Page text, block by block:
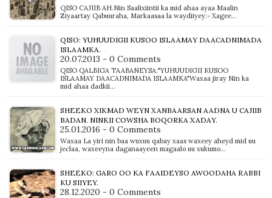
QISO CAJIIB AH.Nin Saalixiintii ka mid ahaa ayaa Maalin
Ziyaartay Qabuuraha, Markaasaa la waydiiyey:- Xagee…
QISO: YUHUUDIGII KUSOO ISLAAMAY DAACADNIMADA
ISLAAMKA.
20.07.2013 - 0 Comments
QISO QALBIGA TAABANEYSA:"YUHUUDIGII KUSOO
ISLAAMAY DAACADNIMADA ISLAAMKA"Waxaa jiray Nin ka
mid ahaa dadkii…
SHEEKO XIKMAD WEYN XANBAARSAN AADNA U CAJIIB
BADAN. NINKII COWSHA BOQORKA XADAY.
25.01.2016 - 0 Comments
Waxaa La yiri nin baa wuxuu qabay xaas waxeey aheyd mid uu
jeclaa, waxeeyna daganaayeen magaalo uu xukumo…
SHEEKO: GARO OO KA FAAIDEYSO AWOODAHA RABBI
KU SIIYEY.
28.12.2020 - 0 Comments